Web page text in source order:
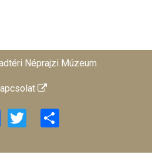
Néprajzi Múzeum
Facebook
Twitter